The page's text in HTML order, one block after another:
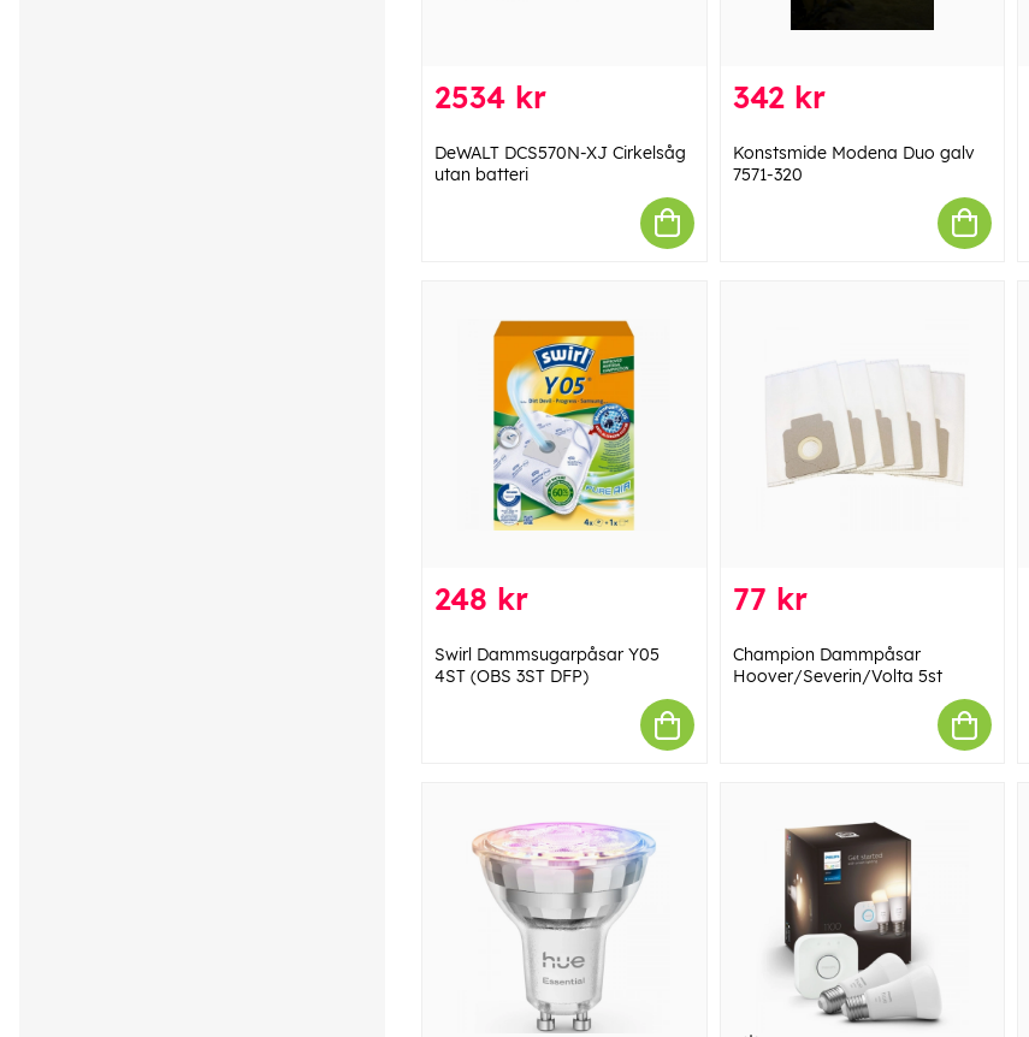
2534 kr
DeWALT DCS570N-XJ Cirkelsåg
utan batteri
342 kr
Konstsmide Modena Duo galv
7571-320
248 kr
Swirl Dammsugarpåsar Y05
4ST (OBS 3ST DFP)
77 kr
Champion Dammpåsar
Hoover/Severin/Volta 5st